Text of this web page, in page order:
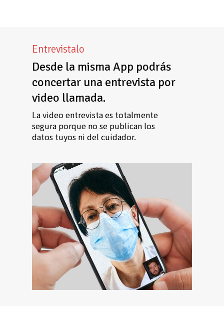
Entrevistalo
Desde la misma App podrás
concertar una entrevista por
video llamada.
La video entrevista es totalmente
segura porque no se publican los
datos tuyos ni del cuidador.